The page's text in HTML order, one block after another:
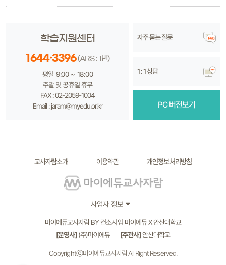
학습지원센터
1644·3396 (ARS : 1번)
평일 9:00 ~ 18:00
주말 및 공휴일 휴무
FAX : 02-2059-1004
Email : jaram@myedu.or.kr
자주 묻는 질문
1 : 1 상담
PC 버전보기
교사자람소개 이용약관 개인정보처리방침
사업자 정보
마이에듀교사자람 BY 컨소시엄 마이에듀 X 안산대학교
[운영사] (주)마이에듀 [주관사]안산대학교
Copyrightⓒ마이에듀교사자람 All Right Reserved.